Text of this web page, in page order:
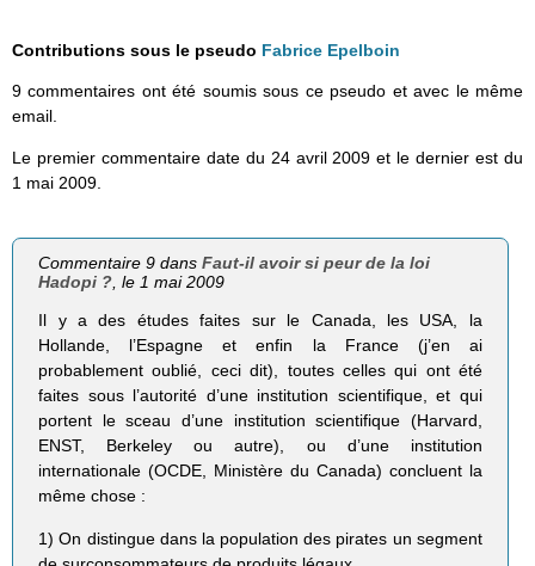
Contributions sous le pseudo Fabrice Epelboin
9 commentaires ont été soumis sous ce pseudo et avec le même
email.
Le premier commentaire date du 24 avril 2009 et le dernier est du
1 mai 2009.
Commentaire 9 dansFaut-il avoir si peur de la loi
Hadopi ?, le 1 mai 2009
Il y a des études faites sur le Canada, les USA, la
Hollande, l’Espagne et enfin la France (j’en ai
probablement oublié, ceci dit), toutes celles qui ont été
faites sous l’autorité d’une institution scientifique, et qui
portent le sceau d’une institution scientifique (Harvard,
ENST, Berkeley ou autre), ou d’une institution
internationale (OCDE, Ministère du Canada) concluent la
même chose :
1) On distingue dans la population des pirates un segment